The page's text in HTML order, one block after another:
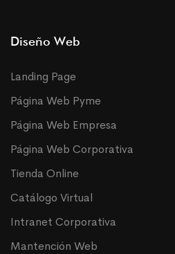
Diseño Web
Landing Page
Página Web Pyme
Página Web Empresa
Página Web Corporativa
Tienda Online
Catálogo Virtual
Intranet Corporativa
Mantención Web